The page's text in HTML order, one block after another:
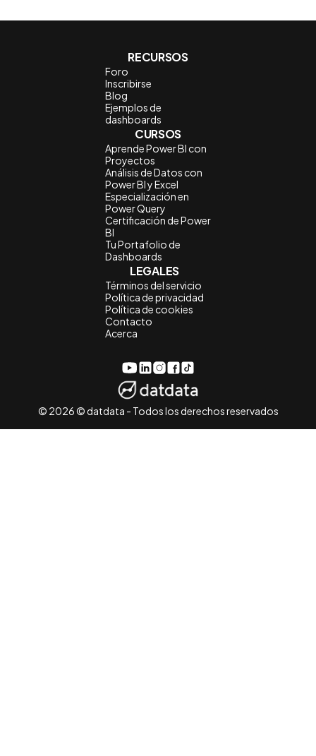
RECURSOS
Foro
Inscribirse
Blog
Ejemplos de
dashboards
CURSOS
Aprende Power BI con
Proyectos
Análisis de Datos con
Power BI y Excel
Especialización en
Power Query
Certificación de Power
BI
Tu Portafolio de
Dashboards
LEGALES
Términos del servicio
Política de privacidad
Política de cookies
Contacto
Acerca
Canal de YouTube de datdata
Cuenta de Linkedin de datdata
Cuenta de Instagram de datdata
Página de Facebook de datdata
Cuenta de TikTok de datdata
© 2026 © datdata - Todos los derechos reservados